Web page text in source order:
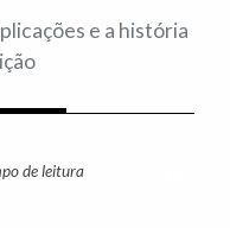
e a história
de leitura